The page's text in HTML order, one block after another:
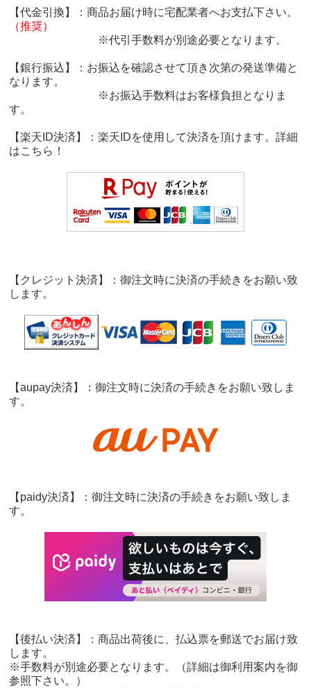
【代金引換】：商品お届け時に宅配業者へお支払下さい。
（推奨）
※代引手数料が別途必要となります。
【銀行振込】：お振込を確認させて頂き次第の発送準備と
なります。
※お振込手数料はお客様負担となりま
す。
【楽天ID決済】：楽天IDを使用して決済を頂けます。詳細
はこちら！
【クレジット決済】：御注文時に決済の手続きをお願い致
します。
【aupay決済】：御注文時に決済の手続きをお願い致しま
す。
【paidy決済】：御注文時に決済の手続きをお願い致しま
す。
【後払い決済】：商品出荷後に、払込票を郵送でお届け致
します。
※手数料が別途必要となります。（詳細は御利用案内を御
参照下さい。）